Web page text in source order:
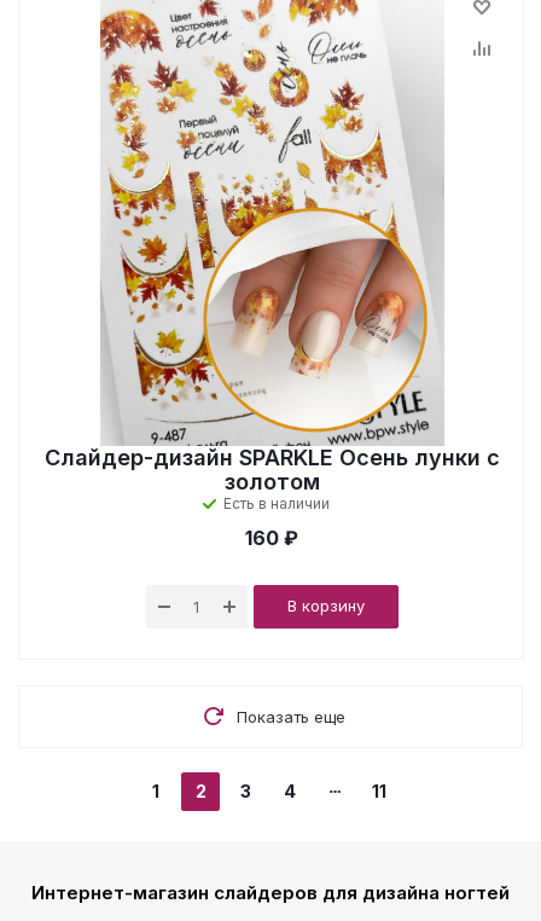
Слайдер-дизайн SPARKLE Осень лунки с
золотом
Есть в наличии
160 ₽
В корзину
Показать еще
1 2 3 4 11
Интернет-магазин слайдеров для дизайна ногтей